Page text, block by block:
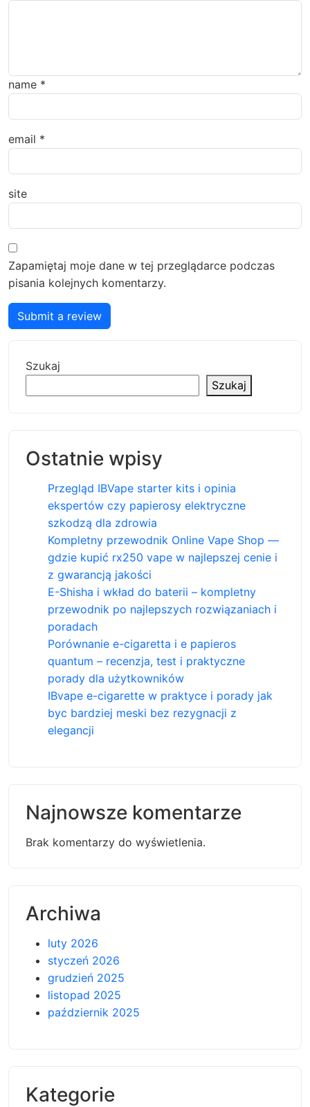
name *
email *
site
Zapamiętaj moje dane w tej przeglądarce podczas
pisania kolejnych komentarzy.
Submit a review
Szukaj
Szukaj
Ostatnie wpisy
Przegląd IBVape starter kits i opinia
ekspertów czy papierosy elektryczne
szkodzą dla zdrowia
Kompletny przewodnik Online Vape Shop —
gdzie kupić rx250 vape w najlepszej cenie i
z gwarancją jakości
E-Shisha i wkład do baterii – kompletny
przewodnik po najlepszych rozwiązaniach i
poradach
Porównanie e-cigaretta i e papieros
quantum – recenzja, test i praktyczne
porady dla użytkowników
IBvape e-cigarette w praktyce i porady jak
byc bardziej meski bez rezygnacji z
elegancji
Najnowsze komentarze
Brak komentarzy do wyświetlenia.
Archiwa
luty 2026
styczeń 2026
grudzień 2025
listopad 2025
październik 2025
Kategorie